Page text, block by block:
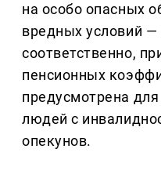
на особо опасных
вредных условий —
соответственно,
пенсионных
предусмотрена
людей с
опекунов.